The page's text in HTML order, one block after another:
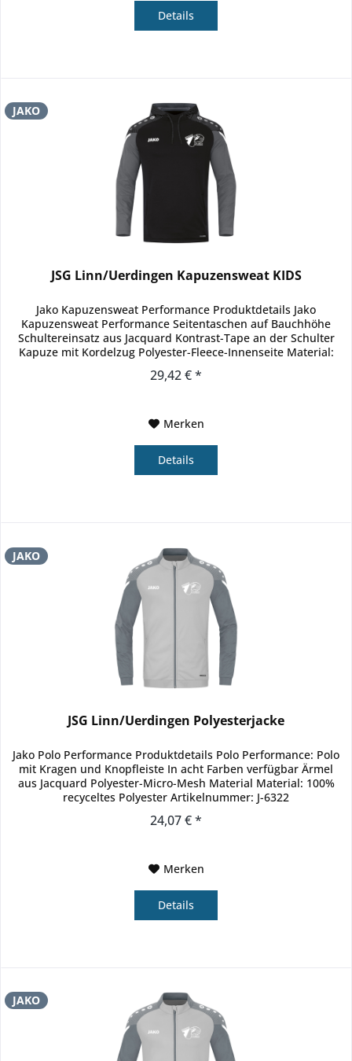
Details
JAKO
JSG Linn/Uerdingen Kapuzensweat KIDS
Jako Kapuzensweat Performance Produktdetails Jako
Kapuzensweat Performance Seitentaschen auf Bauchhöhe
Schultereinsatz aus Jacquard Kontrast-Tape an der Schulter
Kapuze mit Kordelzug Polyester-Fleece-Innenseite Material:
29,42 € *
Merken
Details
JAKO
JSG Linn/Uerdingen Polyesterjacke
Jako Polo Performance Produktdetails Polo Performance: Polo
mit Kragen und Knopfleiste In acht Farben verfügbar Ärmel
aus Jacquard Polyester-Micro-Mesh Material Material: 100%
recyceltes Polyester Artikelnummer: J-6322
24,07 € *
Merken
Details
JAKO